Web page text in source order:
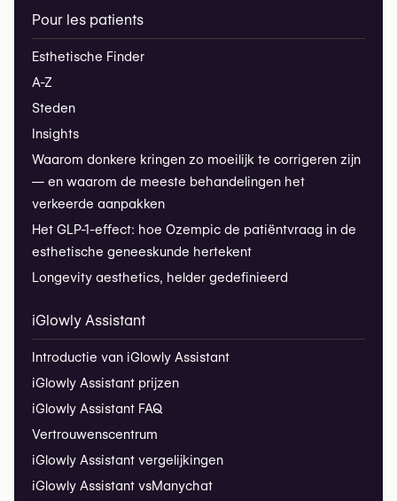
Pour les patients
Esthetische Finder
A-Z
Steden
Insights
Waarom donkere kringen zo moeilijk te corrigeren zijn
— en waarom de meeste behandelingen het
verkeerde aanpakken
Het GLP-1-effect: hoe Ozempic de patiëntvraag in de
esthetische geneeskunde hertekent
Longevity aesthetics, helder gedefinieerd
iGlowly Assistant
Introductie van iGlowly Assistant
iGlowly Assistant prijzen
iGlowly Assistant FAQ
Vertrouwenscentrum
iGlowly Assistant vergelijkingen
iGlowly Assistant vsManychat